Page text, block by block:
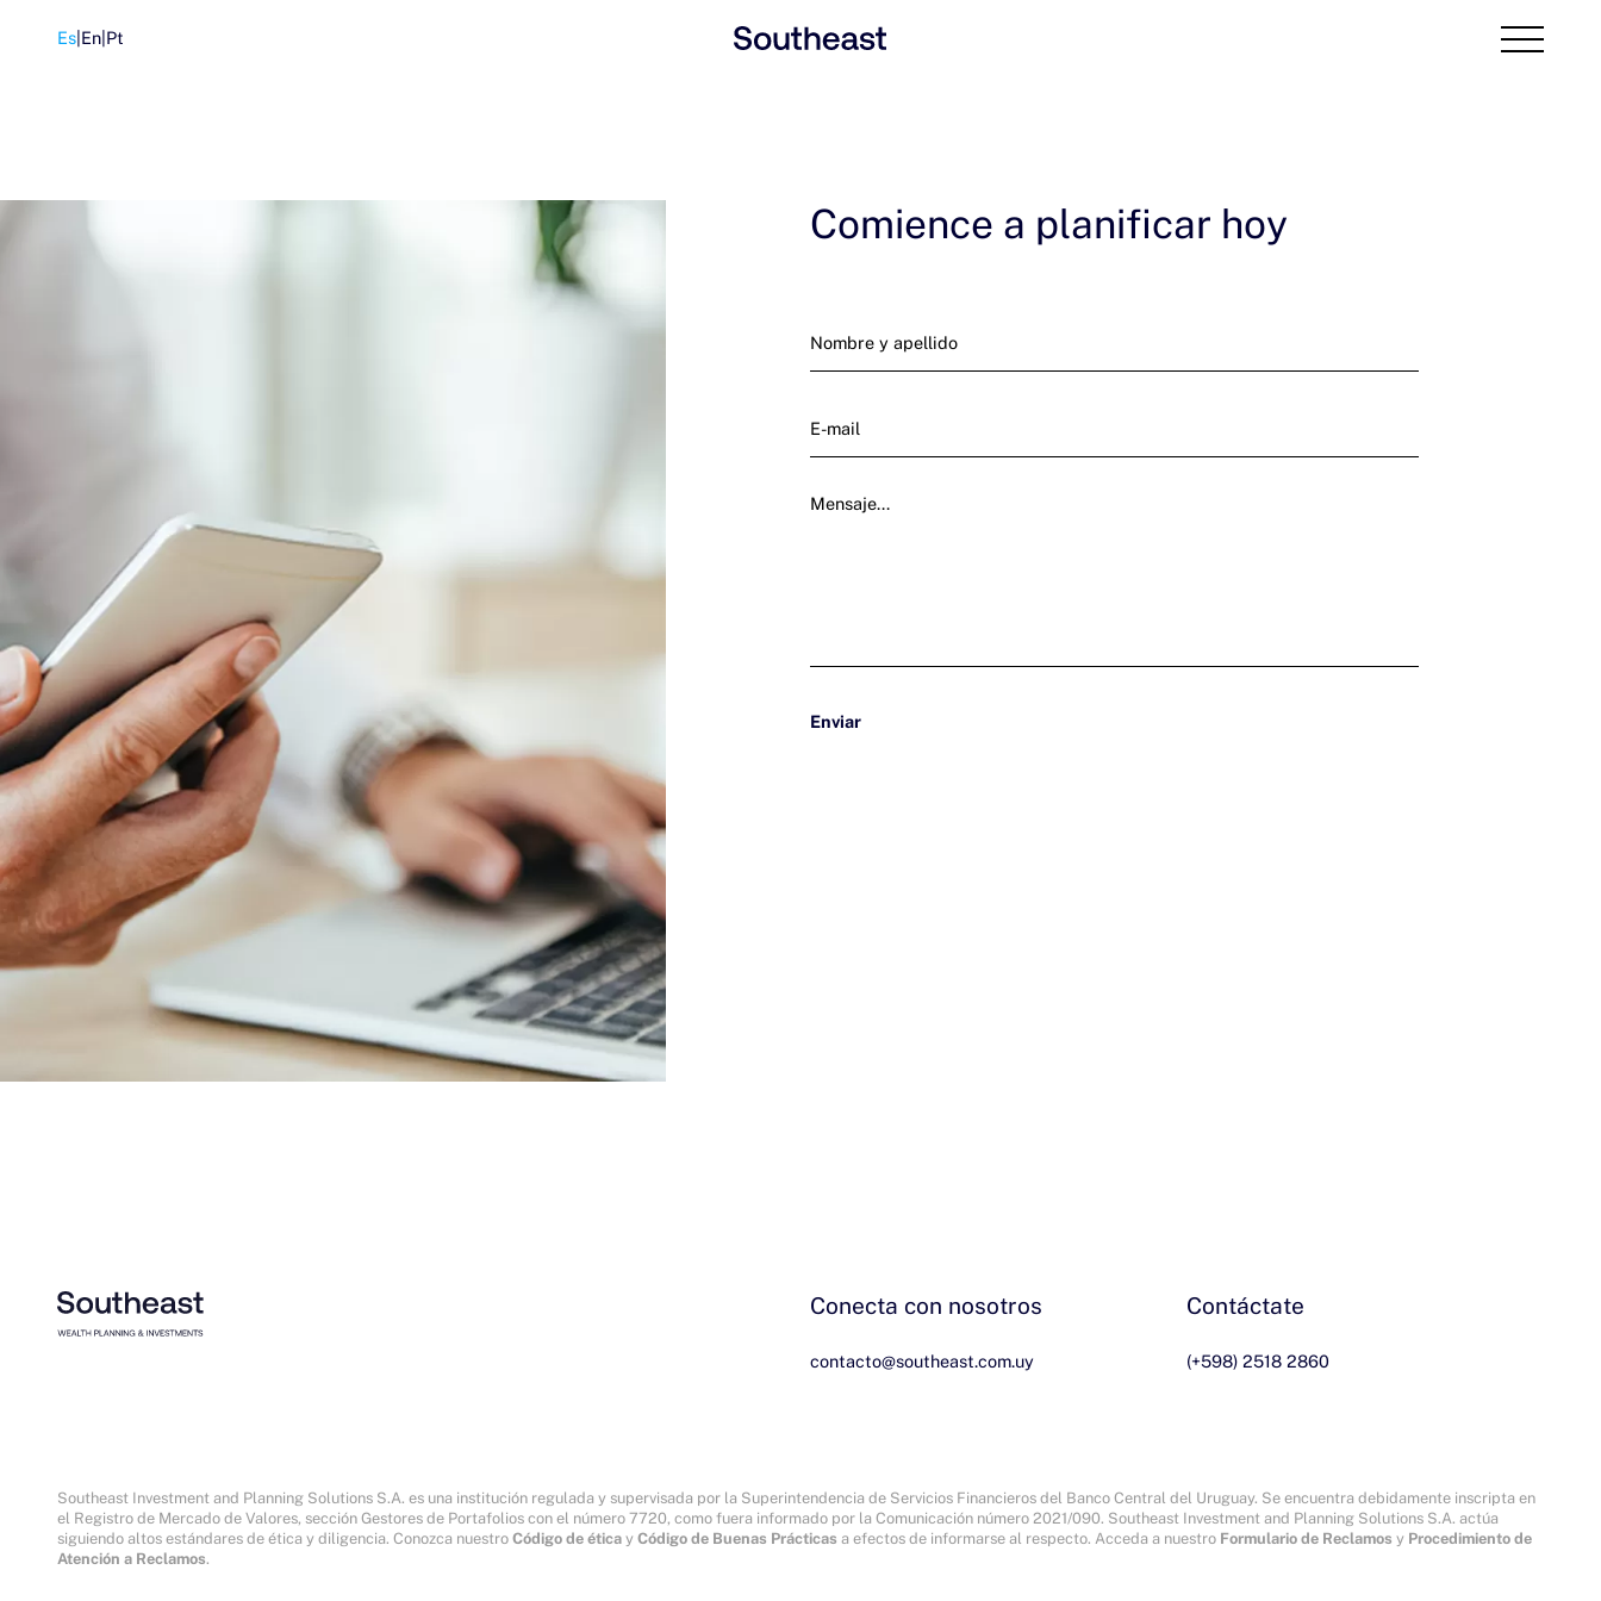
Es En Pt
Equipo
Por qué elegirnos
Noticias y eventos
Contacto
Comience a planificar hoy
Enviar
Conecta con nosotros Contáctate
(+598) 2518 2860
Southeast Investment and Planning Solutions S.A. es una institución regulada y supervisada por la Superintendencia de Servicios Financieros del Banco Central del Uruguay. Se encuentra debidamente inscripta en
el Registro de Mercado de Valores, sección Gestores de Portafolios con el número 7720, como fuera informado por la Comunicación número 2021/090. Southeast Investment and Planning Solutions S.A. actúa
siguiendo altos estándares de ética y diligencia. Conozca nuestro Código de ética y Código de Buenas Prácticas a efectos de informarse al respecto. Acceda a nuestro Formulario de Reclamos y Procedimiento de
Atención a Reclamos.